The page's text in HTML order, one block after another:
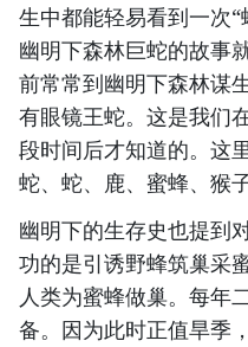
生中都能轻易看到一次
幽明下森林巨蛇的故事
前常常到幽明下森林谋
有眼镜王蛇。这是我们
段时间后才知道的。这
蛇、蛇、鹿、蜜蜂、猴子
幽明下的生存史也提到
功的是引诱野蜂筑巢采
人类为蜜蜂做巢。每年
备。因为此时正值旱季